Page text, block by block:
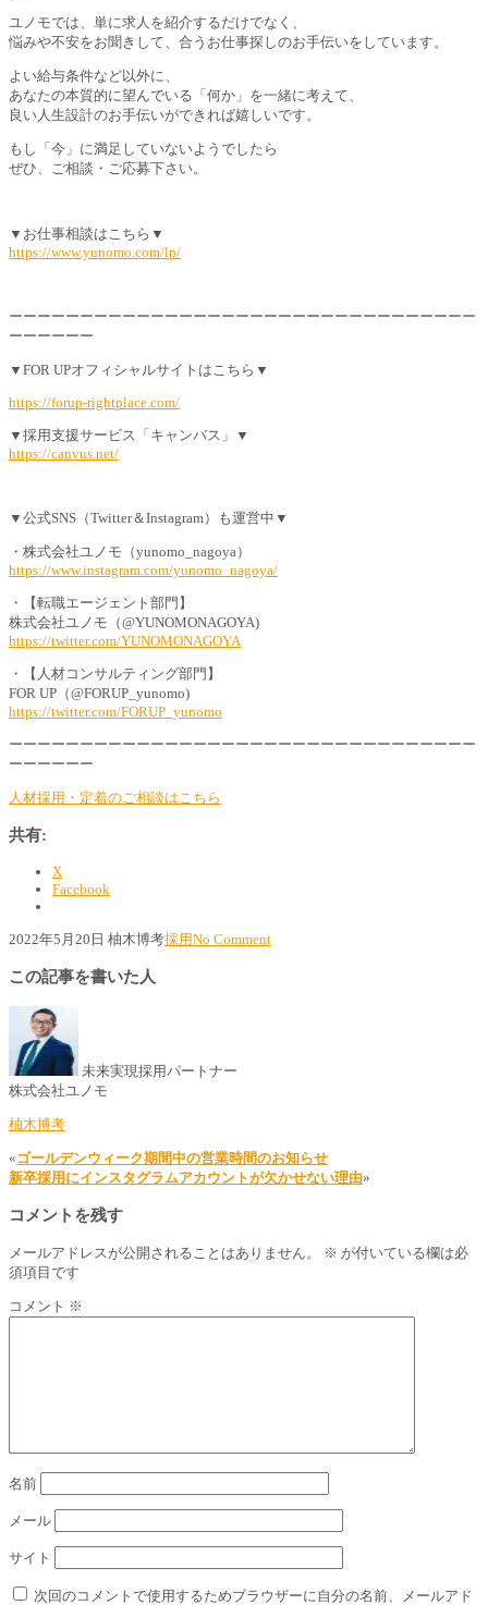
ユノモでは、単に求人を紹介するだけでなく、
悩みや不安をお聞きして、合うお仕事探しのお手伝いをしています。
よい給与条件など以外に、
あなたの本質的に望んでいる「何か」を一緒に考えて、
良い人生設計のお手伝いができれば嬉しいです。
もし「今」に満足していないようでしたら
ぜひ、ご相談・ご応募下さい。
▼お仕事相談はこちら▼
https://www.yunomo.com/lp/
ーーーーーーーーーーーーーーーーーーーーーーーーーーーーーーーーー
ーーーーーー
▼FOR UPオフィシャルサイトはこちら▼
https://forup-rightplace.com/
▼採用支援サービス「キャンバス」▼
https://canvus.net/
▼公式SNS（Twitter＆Instagram）も運営中▼
・株式会社ユノモ（yunomo_nagoya）
https://www.instagram.com/yunomo_nagoya/
・【転職エージェント部門】
株式会社ユノモ（@YUNOMONAGOYA)
https://twitter.com/YUNOMONAGOYA
・【人材コンサルティング部門】
FOR UP（@FORUP_yunomo)
https://twitter.com/FORUP_yunomo
ーーーーーーーーーーーーーーーーーーーーーーーーーーーーーーーーー
ーーーーーー
人材採用・定着のご相談はこちら
共有:
X
Facebook
2022年5月20日 柚木博考採用No Comment
この記事を書いた人
未来実現採用パートナー
株式会社ユノモ
柚木博考
«ゴールデンウィーク期間中の営業時間のお知らせ
新卒採用にインスタグラムアカウントが欠かせない理由»
コメントを残す
メールアドレスが公開されることはありません。 ※ が付いている欄は必
須項目です
コメント ※
名前
メール
サイト
次回のコメントで使用するためブラウザーに自分の名前、メールアド